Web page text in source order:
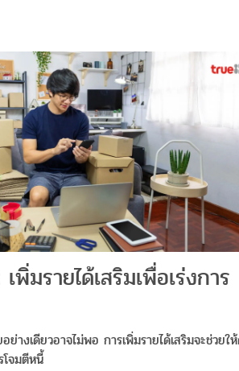
มรายได้เสริมเพื่อเร่งการ
ย่างเดียวอาจไม่พอ การเพิ่มรายได้เสริมจะช่วย
จมตีหนี้